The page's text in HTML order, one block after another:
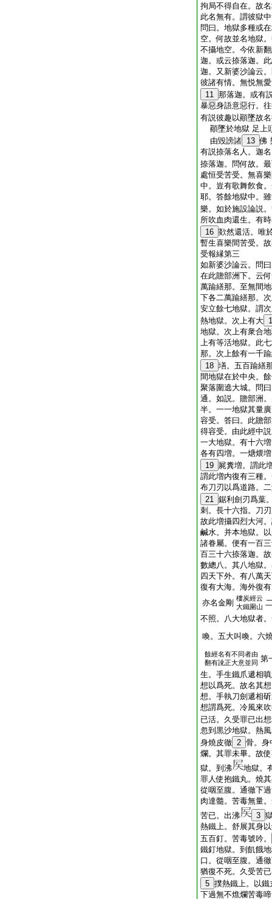
拘局不得自在。故
此名無有。謂彼獄
問曰。地獄多種或
空。何故並名地獄
不攝地空。今依新
迦。或云捺落迦。
迦。又新婆沙論云
彼諸有情。無悦無
11 那落迦。或有
暴惡身語意惡行。
有説彼趣以顚墜故
顚墜於地獄 足上
由毀謗諸 13 佛
有説捺落名人。迦
捺落迦。問何故。
處恒受苦受。無喜
中。豈有歌舞飮食
耶。答餘地獄中。
樂。如於施設論説
所吹血肉還生。有
16 欻然還活。唯
暫生喜樂間苦受。
受報縁第三
如新婆沙論云。問
在此贍部洲下。云
萬踰繕那。至無間
下各二萬踰繕那。
安立餘七地獄。謂
熱地獄。次上有大
地獄。次上有衆合
上有等活地獄。此
那。次上餘有一千
18 墡。五百踰繕
間地獄在於中央。
聚落圍遶大城。問
通。如説。贍部洲
半。一一地獄其量
容受。答曰。此贍
得容受。由此經中
一大地獄。有十六
各有四増。一煻煨
19 屍糞増。謂此
謂此増内復有三種
布刀刃以爲道路。
21 鋸利劍刃爲葉
刺。長十六指。刀
故此増攝四烈大河
鹹水。并本地獄。
諸眷屬。便有一百
百三十六捺落迦。
數總八。其八地獄
四天下外。有八萬
復有大海。海外復
亦名金剛 樓炭經云
大鐵圍山
不照。八大地獄者
喚。五大叫喚。六
餘經名有不同者由
翻有訛正大意並同 第
生。手生鐵爪遞相
想以爲死。故名其
想。手執刀劍遞相
想謂爲死。冷風來
已活。久受罪已出
忽到黒沙地獄。熱
身燒皮徹 2 骨。身
爛。其罪未畢。故
獄。到沸
地獄。
罪人使抱鐵丸。燒
從咽至腹。通徹下
肉達髓。苦毒無量
苦已。出沸
3
熱鐵上。舒展其身
五百釘。苦毒號吟。
鐵釘地獄。到飢餓
口。從咽至腹。通
猶復不死。久受苦
5 撲熱鐵上。以
下過無不燋爛苦毒